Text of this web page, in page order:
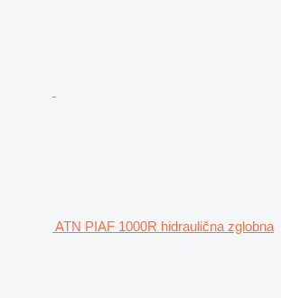
ATN PIAF 1000R hidraulična zglobna